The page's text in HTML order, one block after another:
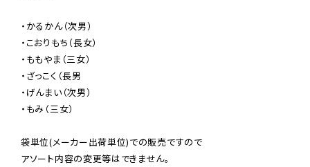
・かるかん（次男）
・こおりもち（長女）
・ももやま（三女）
・ざっこく（長男
・げんまい（次男）
・もみ（三女）
袋単位(メーカー出荷単位)での販売ですので
アソート内容の変更等はできません。